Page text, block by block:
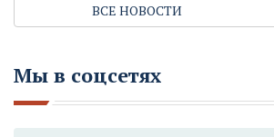
ВСЕ НОВОСТИ
Мы в соцсетях